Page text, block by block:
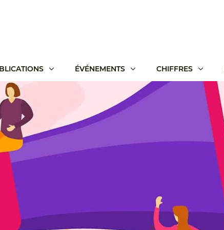
ÉVÉNEMENTS CHIFFRES